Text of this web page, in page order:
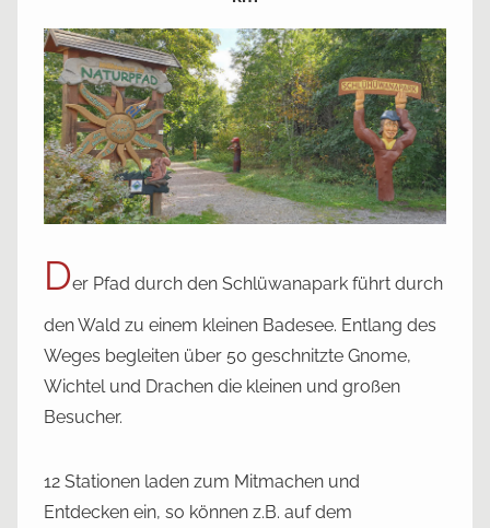
l
i
c
h
t
a
m
J
a
n
u
Der Pfad durch den Schlüwanapark führt durch
den Wald zu einem kleinen Badesee. Entlang des
Weges begleiten über 50 geschnitzte Gnome,
Wichtel und Drachen die kleinen und großen
Besucher.
12 Stationen laden zum Mitmachen und
Entdecken ein, so können z.B. auf dem